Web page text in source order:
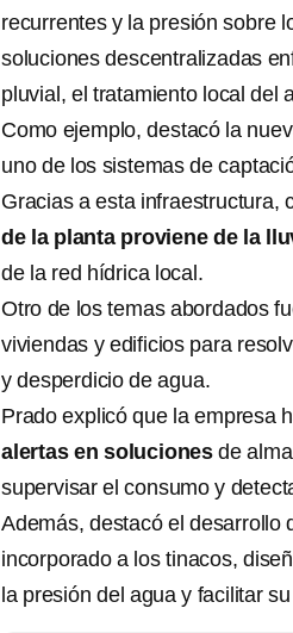
recurrentes y la presión sobre
soluciones descentralizadas
pluvial, el tratamiento local del
Como ejemplo, destacó la
uno de los sistemas de
Gracias a esta infraestructura,
de la planta proviene de la
de la red hídrica local.
Otro de los temas abordados
viviendas y edificios para
y desperdicio de agua.
Prado explicó que la empresa
alertas en soluciones de
supervisar el consumo y
Además, destacó el desarrollo
incorporado a los tinacos,
la presión del agua y facilitar